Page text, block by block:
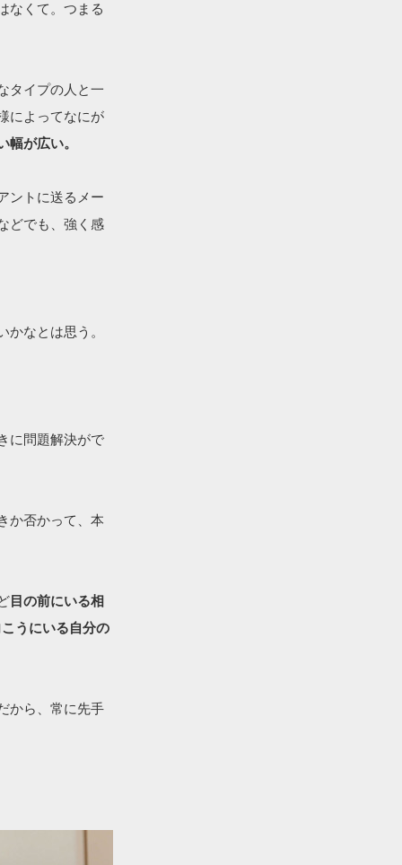
なくて。つまる
タイプの人と一
によってなにが
幅が広い。
ントに送るメー
どでも、強く感
なとは思う。
に問題解決がで
か否かって、本
目の前にいる相
うにいる自分の
から、常に先手